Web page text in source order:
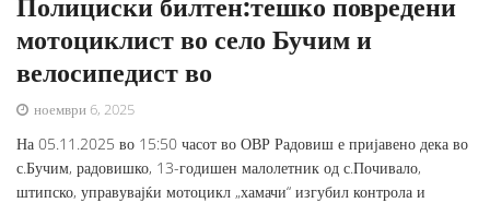
мотоциклист во село Бучим и
велосипедист во
ноември 6, 2025
На 05.11.2025 во 15:50 часот во ОВР Радовиш е пријавено дека во
с.Бучим, радовишко, 13-годишен малолетник од с.Почивало,
штипско, управувајќи мотоцикл „хамачи“ изгубил контрола и